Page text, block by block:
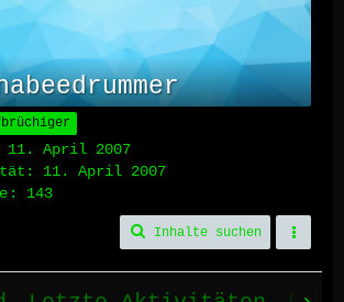
April 2007
11. April 2007
143
Inhalte suchen